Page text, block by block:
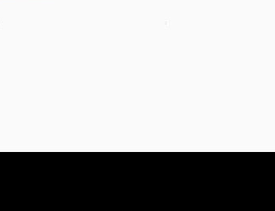
incl. btw